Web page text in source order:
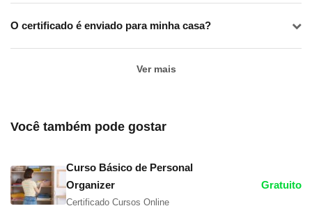
O certificado é enviado para minha casa?
Ver mais
Você também pode gostar
Curso Básico de Personal
Organizer
Certificado Cursos Online
Gratuito